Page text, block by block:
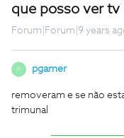
que posso ver tv
Forum|Forum|9 years
P pgamer
removeram e se não
trimunal